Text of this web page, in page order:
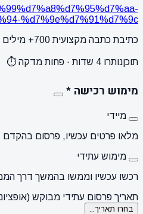
%d7%9e%d7%91%d7%9c/
כתיבת כתבה מקצועית 700+ מילים — כלולה חינם!
תוכןנותרו 4 שדות · פחות מדקה ⏱️
מימוש רכישה *
מיידי
מלאו פרטים עכשיו, פרסום בהקדם
מימוש עתידי
רכשו עכשיו וממשו בהמשך דרך
תאריך פרסום עתידי מבוקש
בחרו תאריך...